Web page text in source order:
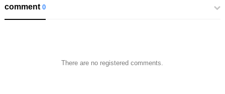
comment0
There are no registered comments.